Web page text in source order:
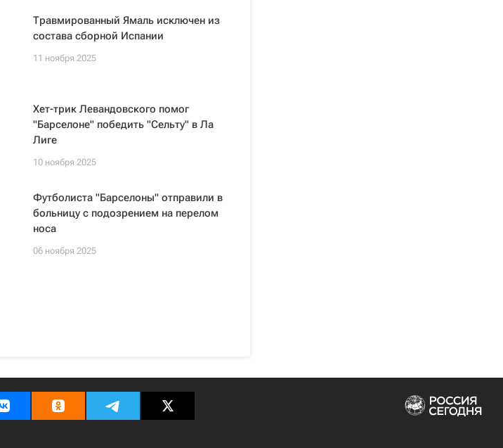
Травмированный Ямаль исключен из
состава сборной Испании
11 ноября 2025
Хет-трик Левандовского помог
"Барселоне" победить "Сельту" в Ла
Лиге
10 ноября 2025
Футболиста "Барселоны" отправили в
больницу с подозрением на перелом
носа
06 ноября 2025